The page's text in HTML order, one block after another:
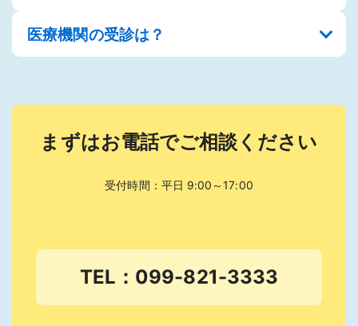
直接ご説明いたします。
装着説明は数分、計測は就寝中に実施するため業務
医療機関の受診は？
まずはお電話でご相談ください
受付時間：平日 9:00～17:00
TEL：099-821-3333